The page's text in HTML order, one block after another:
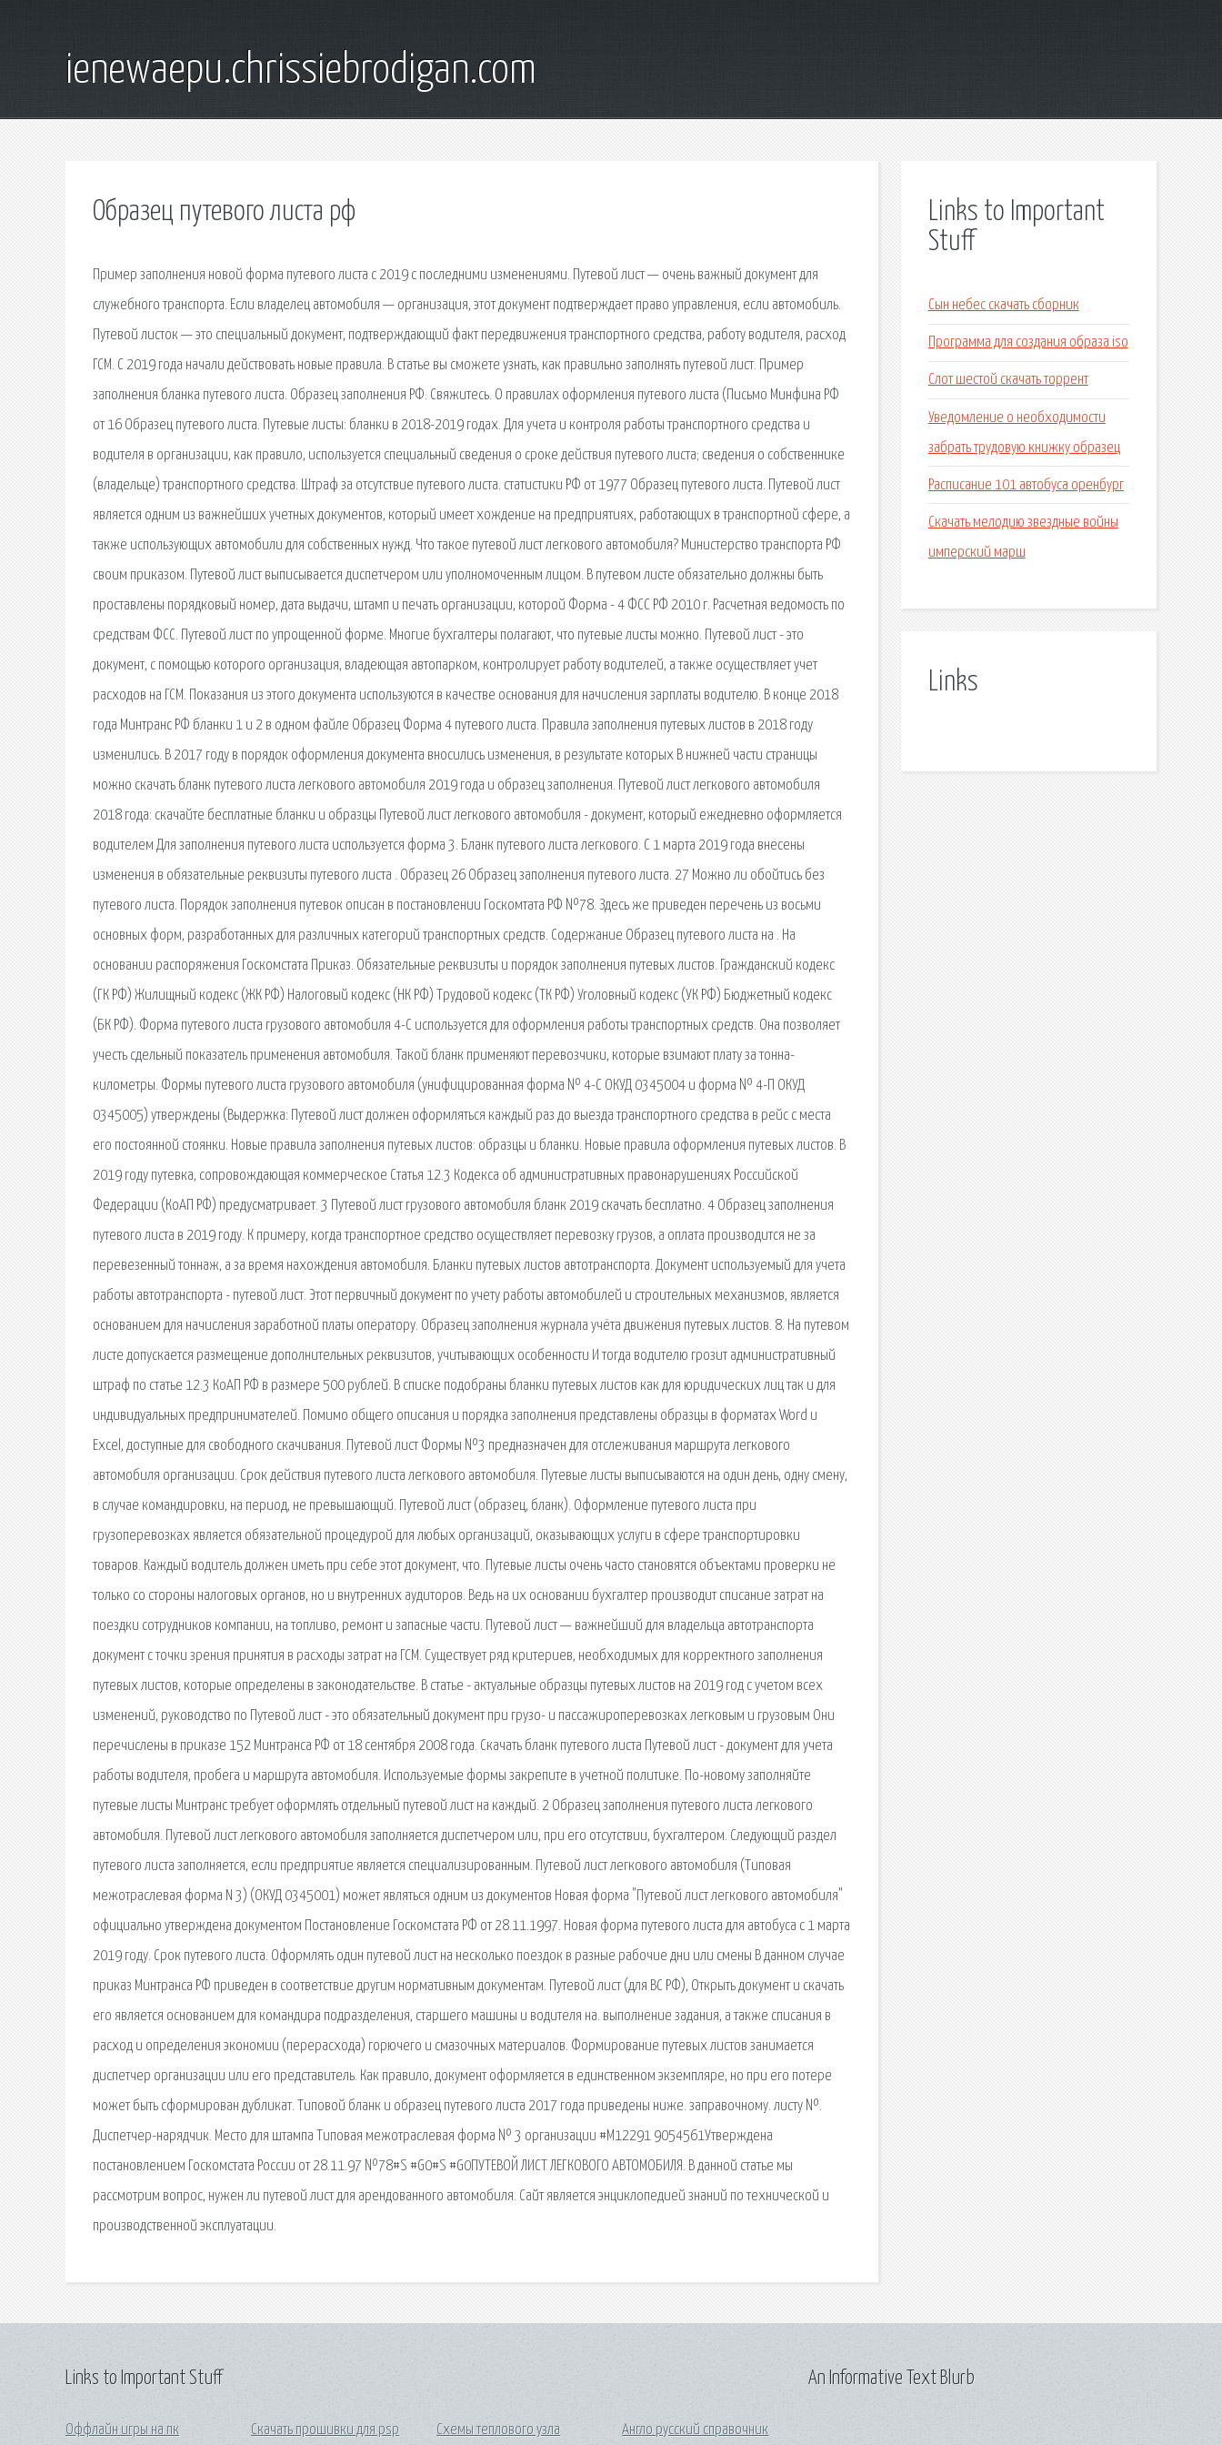
ienewaepu.chrissiebrodigan.com
Образец путевого листа рф
Пример заполнения новой форма путевого листа с 2019 с последними изменениями. Путевой лист — очень важный документ для
служебного транспорта. Если владелец автомобиля — организация, этот документ подтверждает право управления, если автомобиль.
Путевой листок — это специальный документ, подтверждающий факт передвижения транспортного средства, работу водителя, расход
ГСМ. С 2019 года начали действовать новые правила. В статье вы сможете узнать, как правильно заполнять путевой лист. Пример
заполнения бланка путевого листа. Образец заполнения РФ. Свяжитесь. О правилах оформления путевого листа (Письмо Минфина РФ
от 16 Образец путевого листа. Путевые листы: бланки в 2018-2019 годах. Для учета и контроля работы транспортного средства и
водителя в организации, как правило, используется специальный сведения о сроке действия путевого листа; сведения о собственнике
(владельце) транспортного средства. Штраф за отсутствие путевого листа. статистики РФ от 1977 Образец путевого листа. Путевой лист
является одним из важнейших учетных документов, который имеет хождение на предприятиях, работающих в транспортной сфере, а
также использующих автомобили для собственных нужд. Что такое путевой лист легкового автомобиля? Министерство транспорта РФ
своим приказом. Путевой лист выписывается диспетчером или уполномоченным лицом. В путевом листе обязательно должны быть
проставлены порядковый номер, дата выдачи, штамп и печать организации, которой Форма - 4 ФСС РФ 2010 г. Расчетная ведомость по
средствам ФСС. Путевой лист по упрощенной форме. Многие бухгалтеры полагают, что путевые листы можно. Путевой лист - это
документ, с помощью которого организация, владеющая автопарком, контролирует работу водителей, а также осуществляет учет
расходов на ГСМ. Показания из этого документа используются в качестве основания для начисления зарплаты водителю. В конце 2018
года Минтранс РФ бланки 1 и 2 в одном файле Образец Форма 4 путевого листа. Правила заполнения путевых листов в 2018 году
изменились. В 2017 году в порядок оформления документа вносились изменения, в результате которых В нижней части страницы
можно скачать бланк путевого листа легкового автомобиля 2019 года и образец заполнения. Путевой лист легкового автомобиля
2018 года: скачайте бесплатные бланки и образцы Путевой лист легкового автомобиля - документ, который ежедневно оформляется
водителем Для заполнения путевого листа используется форма 3. Бланк путевого листа легкового. С 1 марта 2019 года внесены
изменения в обязательные реквизиты путевого листа . Образец 26 Образец заполнения путевого листа. 27 Можно ли обойтись без
путевого листа. Порядок заполнения путевок описан в постановлении Госкомтата РФ №78. Здесь же приведен перечень из восьми
основных форм, разработанных для различных категорий транспортных средств. Содержание Образец путевого листа на . На
основании распоряжения Госкомстата Приказ. Обязательные реквизиты и порядок заполнения путевых листов. Гражданский кодекс
(ГК РФ) Жилищный кодекс (ЖК РФ) Налоговый кодекс (НК РФ) Трудовой кодекс (ТК РФ) Уголовный кодекс (УК РФ) Бюджетный кодекс
(БК РФ). Форма путевого листа грузового автомобиля 4-С используется для оформления работы транспортных средств. Она позволяет
учесть сдельный показатель применения автомобиля. Такой бланк применяют перевозчики, которые взимают плату за тонна-
километры. Формы путевого листа грузового автомобиля (унифицированная форма № 4-С ОКУД 0345004 и форма № 4-П ОКУД
0345005) утверждены (Выдержка: Путевой лист должен оформляться каждый раз до выезда транспортного средства в рейс с места
его постоянной стоянки. Новые правила заполнения путевых листов: образцы и бланки. Новые правила оформления путевых листов. В
2019 году путевка, сопровождающая коммерческое Статья 12.3 Кодекса об административных правонарушениях Российской
Федерации (КоАП РФ) предусматривает. 3 Путевой лист грузового автомобиля бланк 2019 скачать бесплатно. 4 Образец заполнения
путевого листа в 2019 году. К примеру, когда транспортное средство осуществляет перевозку грузов, а оплата производится не за
перевезенный тоннаж, а за время нахождения автомобиля. Бланки путевых листов автотранспорта. Документ используемый для учета
работы автотранспорта - путевой лист. Этот первичный документ по учету работы автомобилей и строительных механизмов, является
основанием для начисления заработной платы оператору. Образец заполнения журнала учёта движения путевых листов. 8. На путевом
листе допускается размещение дополнительных реквизитов, учитывающих особенности И тогда водителю грозит административный
штраф по статье 12.3 КоАП РФ в размере 500 рублей. В списке подобраны бланки путевых листов как для юридических лиц так и для
индивидуальных предпринимателей. Помимо общего описания и порядка заполнения представлены образцы в форматах Word и
Excel, доступные для свободного скачивания. Путевой лист Формы №3 предназначен для отслеживания маршрута легкового
автомобиля организации. Срок действия путевого листа легкового автомобиля. Путевые листы выписываются на один день, одну смену,
в случае командировки, на период, не превышающий. Путевой лист (образец, бланк). Оформление путевого листа при
грузоперевозках является обязательной процедурой для любых организаций, оказывающих услуги в сфере транспортировки
товаров. Каждый водитель должен иметь при себе этот документ, что. Путевые листы очень часто становятся объектами проверки не
только со стороны налоговых органов, но и внутренних аудиторов. Ведь на их основании бухгалтер производит списание затрат на
поездки сотрудников компании, на топливо, ремонт и запасные части. Путевой лист — важнейший для владельца автотранспорта
документ с точки зрения принятия в расходы затрат на ГСМ. Существует ряд критериев, необходимых для корректного заполнения
путевых листов, которые определены в законодательстве. В статье - актуальные образцы путевых листов на 2019 год с учетом всех
изменений, руководство по Путевой лист - это обязательный документ при грузо- и пассажироперевозках легковым и грузовым Они
перечислены в приказе 152 Минтранса РФ от 18 сентября 2008 года. Скачать бланк путевого листа Путевой лист - документ для учета
работы водителя, пробега и маршрута автомобиля. Используемые формы закрепите в учетной политике. По-новому заполняйте
путевые листы Минтранс требует оформлять отдельный путевой лист на каждый. 2 Образец заполнения путевого листа легкового
автомобиля. Путевой лист легкового автомобиля заполняется диспетчером или, при его отсутствии, бухгалтером. Следующий раздел
путевого листа заполняется, если предприятие является специализированным. Путевой лист легкового автомобиля (Типовая
межотраслевая форма N 3) (ОКУД 0345001) может являться одним из документов Новая форма "Путевой лист легкового автомобиля"
официально утверждена документом Постановление Госкомстата РФ от 28.11.1997. Новая форма путевого листа для автобуса с 1 марта
2019 году. Срок путевого листа. Оформлять один путевой лист на несколько поездок в разные рабочие дни или смены В данном случае
приказ Минтранса РФ приведен в соответствие другим нормативным документам. Путевой лист (для ВС РФ), Открыть документ и скачать
его является основанием для командира подразделения, старшего машины и водителя на. выполнение задания, а также списания в
расход и определения экономии (перерасхода) горючего и смазочных материалов. Формирование путевых листов занимается
диспетчер организации или его представитель. Как правило, документ оформляется в единственном экземпляре, но при его потере
может быть сформирован дубликат. Типовой бланк и образец путевого листа 2017 года приведены ниже. заправочному. листу №.
Диспетчер-нарядчик. Место для штампа Типовая межотраслевая форма № 3 организации #M12291 9054561Утверждена
постановлением Госкомстата России от 28.11.97 №78#S #G0#S #G0ПУТЕВОЙ ЛИСТ ЛЕГКОВОГО АВТОМОБИЛЯ. В данной статье мы
рассмотрим вопрос, нужен ли путевой лист для арендованного автомобиля. Сайт является энциклопедией знаний по технической и
производственной эксплуатации.
Links to Important
Stuff
Сын небес скачать сборник
Программа для создания образа iso
Слот шестой скачать торрент
Уведомление о необходимости
забрать трудовую книжку образец
Расписание 101 автобуса оренбург
Скачать мелодию звездные войны
имперский марш
Links
Links to Important Stuff
Оффлайн игры на пк Скачать прошивки для psp Схемы теплового узла Англо русский справочник
An Informative Text Blurb